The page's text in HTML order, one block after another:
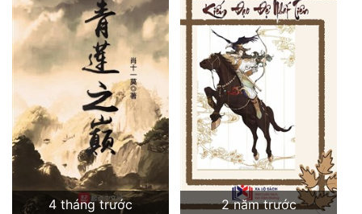
4 tháng trước
2 năm trước